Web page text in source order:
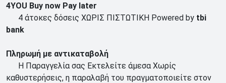
4YOU Buy now Pay later
4 άτοκες δόσεις ΧΩΡΙΣ ΠΙΣΤΩΤΙΚΗ Powered by tbi
bank
Πληρωμή με αντικαταβολή
Η Παραγγελία σας Εκτελείτε άμεσα Χωρίς
καθυστερήσεις, η παραλαβή του πραγματοποιείτε στον